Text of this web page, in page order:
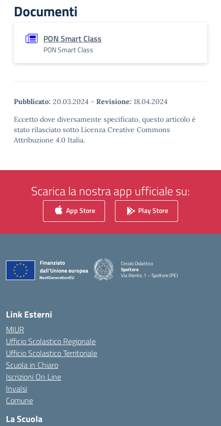
Documenti
PON Smart Class
PON Smart Class
Pubblicato: 20.03.2024 - Revisione: 18.04.2024
Eccetto dove diversamente specificato, questo articolo è
stato rilasciato sotto Licenza Creative Commons
Attribuzione 4.0 Italia.
Scarica la nostra app ufficiale su:
App Store Play Store
Circolo Didattico
Spoltore
Via Alento, 1 – Spoltore (PE)
— Visita la pagina iniziale della scuola
Link Esterni
MIUR
Ufficio Scolastico Regionale
Ufficio Scolastico Territoriale
Scuola in Chiaro
Iscrizioni On Line
Invalsi
Comune
La Scuola